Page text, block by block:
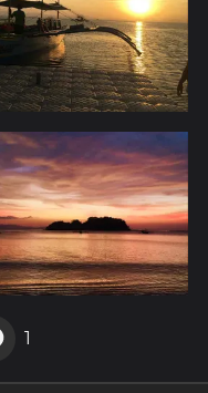
1